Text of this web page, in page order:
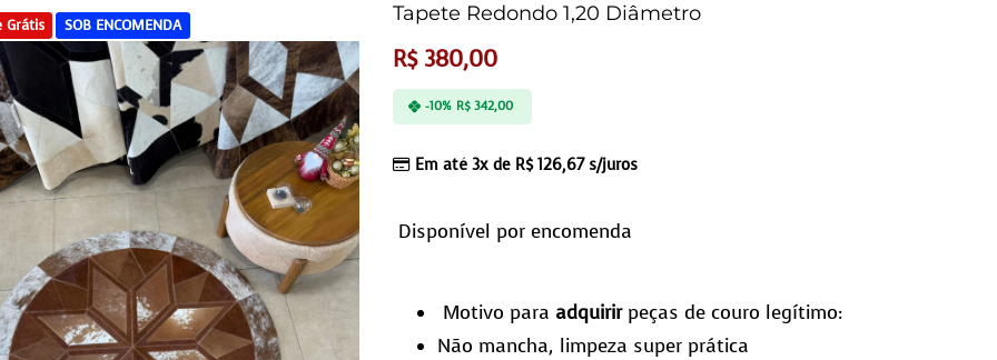
Grátis SOB ENCOMENDA Tapete Redondo 1,20 Diâmetro
R$380,00
Em até 3x de R$126,67s/juros
-10% R$342,00
Disponível por encomenda
Motivo para adquirirpeças de couro legítimo:
Não mancha, limpeza super prática